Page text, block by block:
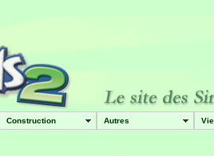
Construction Autres